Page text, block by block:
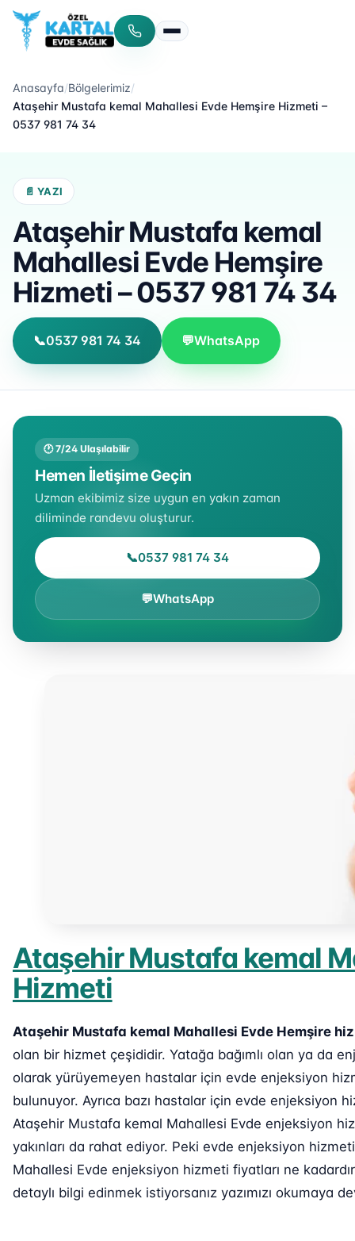
Menüyü aç/kapat
Anasayfa/Bölgelerimiz/
Ataşehir Mustafa kemal Mahallesi Evde Hemşire Hizmeti –
0537 981 74 34
📄 YAZI
Ataşehir Mustafa kemal
Mahallesi Evde Hemşire
Hizmeti – 0537 981 74 34
📞0537 981 74 34 💬WhatsApp
Ataşehir Mustafa kemal
Hizmeti
Ataşehir Mustafa kemal Mahallesi Evde Hemşire
olan bir hizmet çeşididir. Yatağa bağımlı olan ya da
olarak yürüyemeyen hastalar için evde enjeksiyon
bulunuyor. Ayrıca bazı hastalar için evde enjeksiyon
Ataşehir Mustafa kemal Mahallesi Evde enjeksiyon
yakınları da rahat ediyor. Peki evde enjeksiyon
Mahallesi Evde enjeksiyon hizmeti fiyatları ne
detaylı bilgi edinmek istiyorsanız yazımızı okumaya
🕐 7/24 Ulaşılabilir
Hemen İletişime Geçin
Uzman ekibimiz size uygun en yakın zaman
diliminde randevu oluşturur.
📞0537 981 74 34
💬WhatsApp